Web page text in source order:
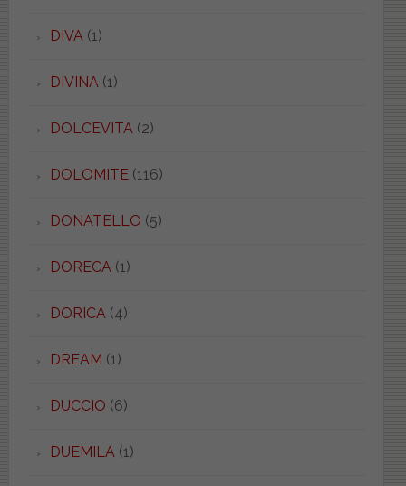
DIVA(1)
DIVINA(1)
DOLCEVITA(2)
DOLOMITE(116)
DONATELLO (5)
DORECA(1)
DORICA(4)
DREAM (1)
DUCCIO (6)
DUEMILA(1)